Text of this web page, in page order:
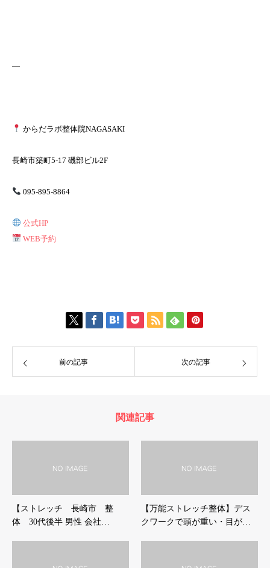
—
からだラボ整体院NAGASAKI
長崎市築町5-17 磯部ビル2F
095-895-8864
公式HP
WEB予約
前の記事 次の記事
関連記事
【ストレッチ 長崎市 整
体 30代後半 男性 会社…
【万能ストレッチ整体】デス
クワークで頭が重い・目が…